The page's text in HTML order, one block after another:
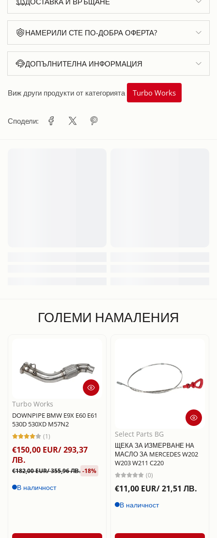
НАМЕРИЛИ СТЕ ПО-ДОБРА ОФЕРТА?
ДОПЪЛНИТЕЛНА ИНФОРМАЦИЯ
Виж други продукти от категорията Turbo Works
Сподели:
ГОЛЕМИ НАМАЛЕНИЯ
Turbo Works
DOWNPIPE BMW E9X E60 E61
530D 530XD M57N2
(1)
€150,00 EUR/ 293,37
ЛВ.
€182,00 EUR/ 355,96 ЛВ. -18%
В наличност
Select Parts BG
ЩЕКА ЗА ИЗМЕРВАНЕ НА
МАСЛО ЗА MERCEDES W202
W203 W211 C220
(0)
€11,00 EUR/ 21,51 ЛВ.
В наличност